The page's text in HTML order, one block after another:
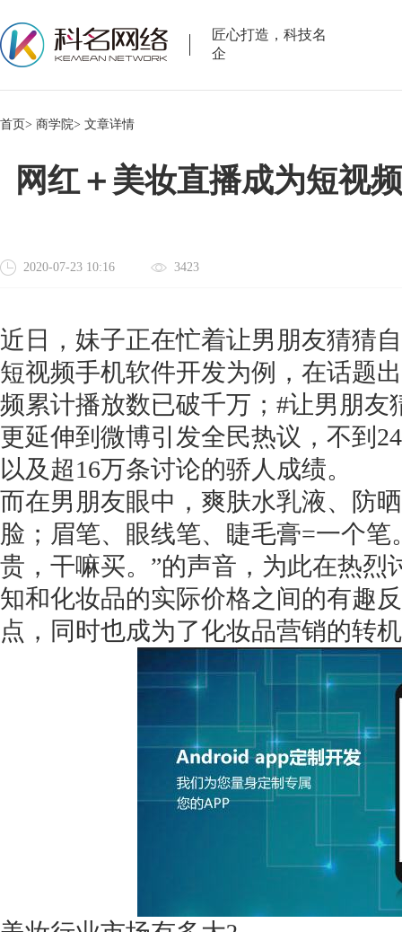
匠心打造，科技名
企
首页> 商学院> 文章详情
网红＋美妆直播成为短视
2020-07-23 10:16 3423
近日，妹子正在忙着让男朋友猜猜
短视频手机软件开发为例，在话题
频累计播放数已破千万；#让男朋友
更延伸到微博引发全民热议，不到
以及超16万条讨论的骄人成绩。
而在男朋友眼中，爽肤水乳液、防
脸；眉笔、眼线笔、睫毛膏=一个
贵，干嘛买。”的声音，为此在热烈
知和化妆品的实际价格之间的有趣
点，同时也成为了化妆品营销的转
获得产品报价方案